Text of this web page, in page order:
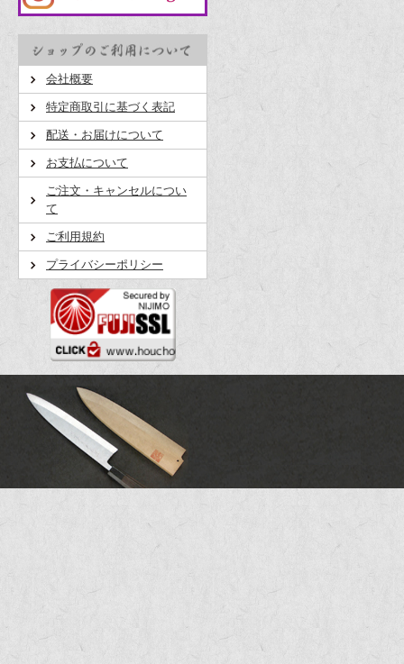
会社概要
特定商取引に基づく表記
配送・お届けについて
お支払について
ご注文・キャンセルについ
て
ご利用規約
プライバシーポリシー